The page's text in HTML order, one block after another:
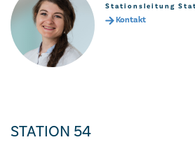
Stationsleitung
Kontakt
STATION 54